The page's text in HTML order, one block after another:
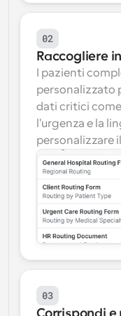
02
Raccogliere
I pazienti
personalizzato
dati critici
l'urgenza e la
personalizzare
03
Corrispondi